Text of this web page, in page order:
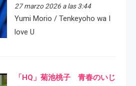
27 marzo 2026 a las 3:44
Yumi Morio / Tenkeyoho wa I
love U
「HQ」菊池桃子 青春のいじ